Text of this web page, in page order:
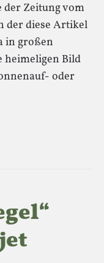
der Zeitung vom
der diese Artikel
in großen
heimeligen Bild
oder